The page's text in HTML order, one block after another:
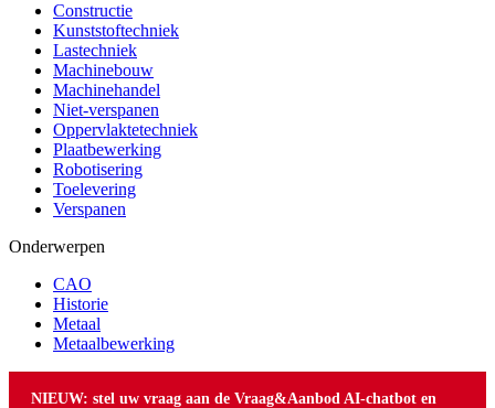
Constructie
Kunststoftechniek
Lastechniek
Machinebouw
Machinehandel
Niet-verspanen
Oppervlaktetechniek
Plaatbewerking
Robotisering
Toelevering
Verspanen
Onderwerpen
CAO
Historie
Metaal
Metaalbewerking
NIEUW: stel uw vraag aan de Vraag&Aanbod AI-chatbot en